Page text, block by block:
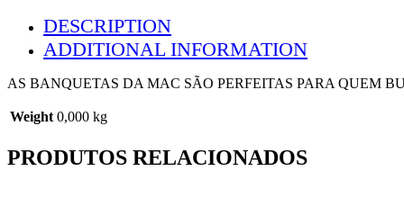
DESCRIPTION
ADDITIONAL INFORMATION
AS BANQUETAS DA MAC SÃO PERFEITAS PARA QUEM
Weight 0,000 kg
PRODUTOS RELACIONADOS